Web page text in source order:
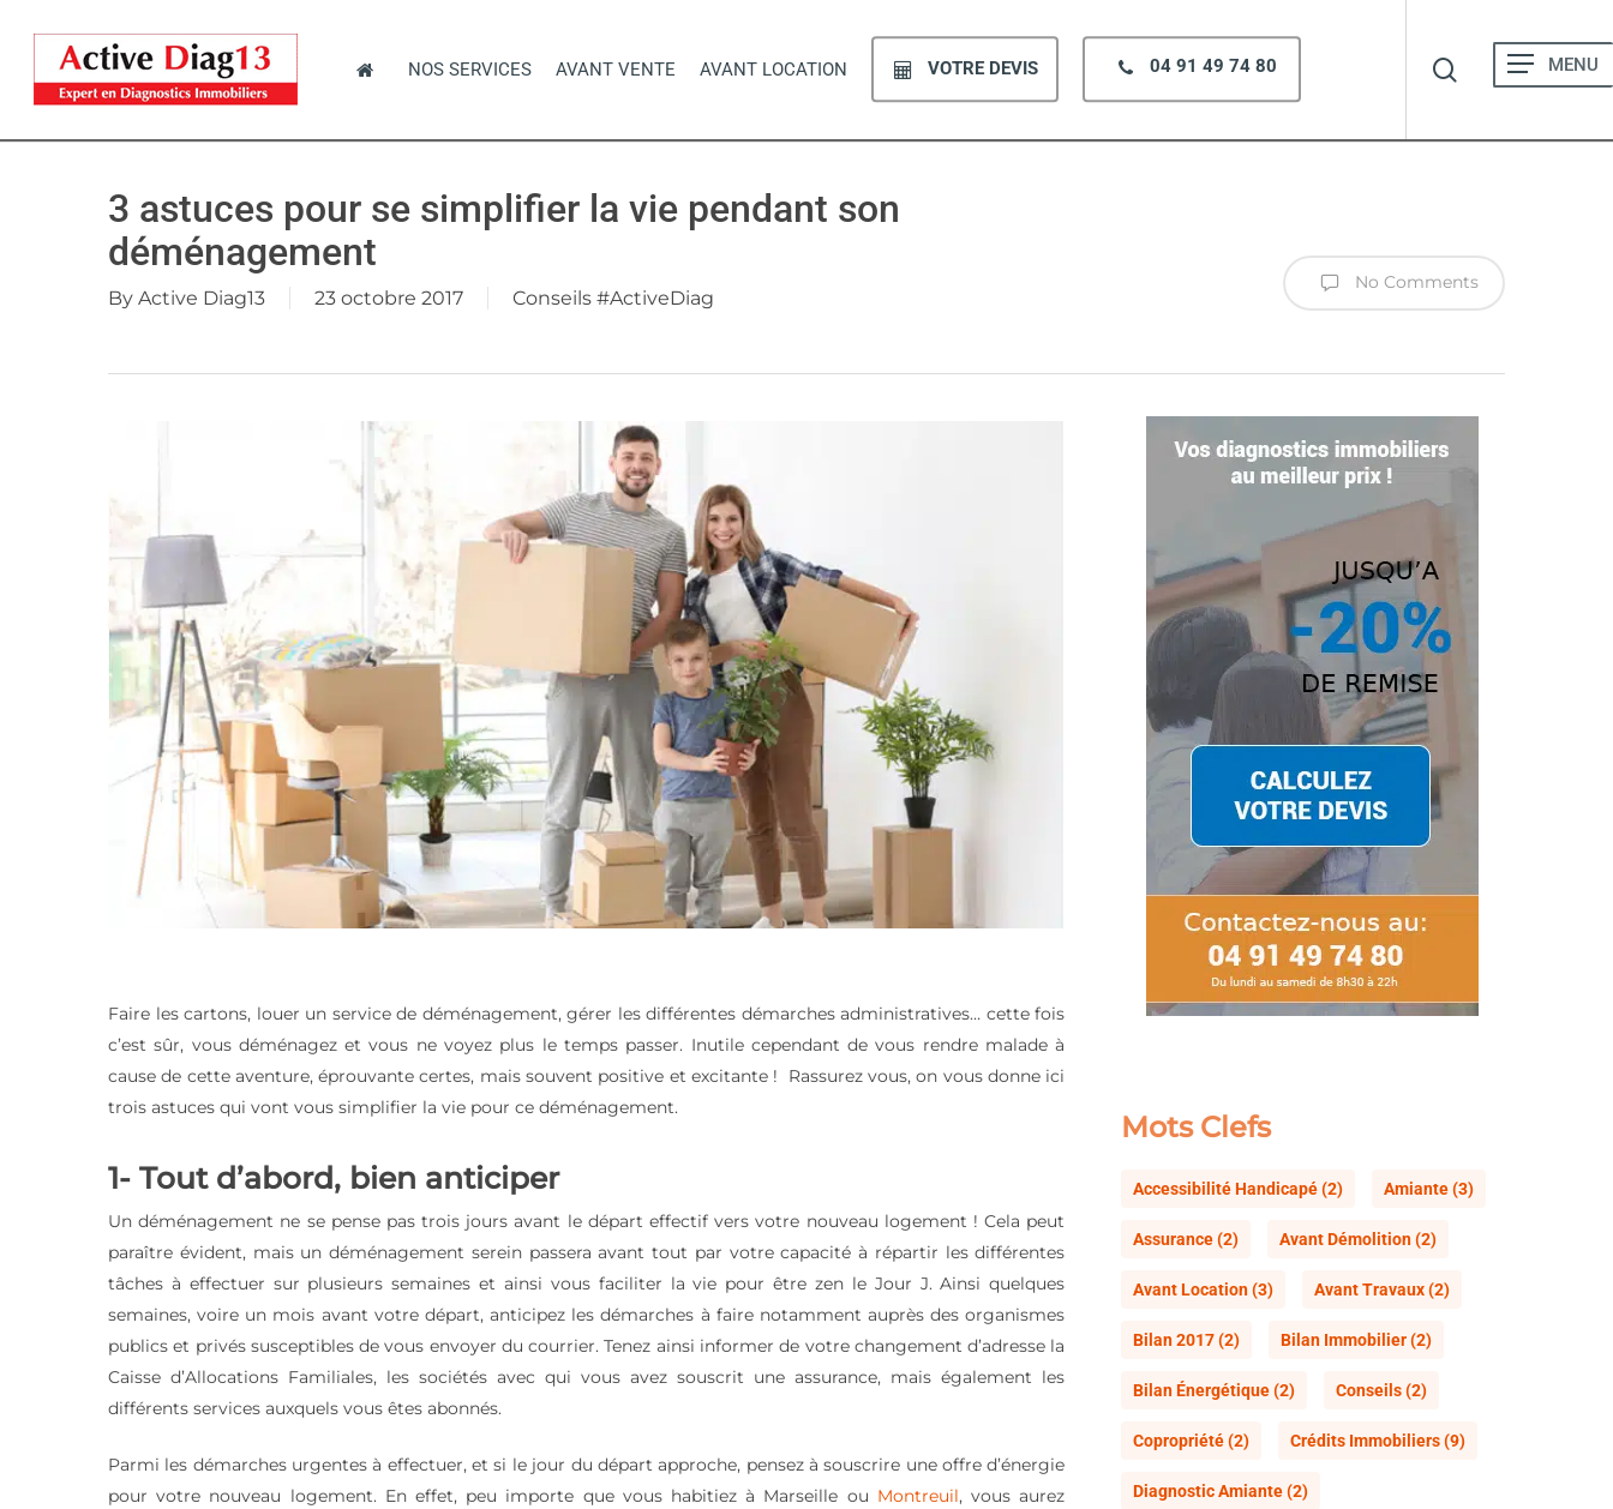
main
content
Hit enter to search or ESC to close
NOS SERVICES AVANT VENTE AVANT LOCATION VOTRE DEVIS 04 91 49 74 80 search
Menu
3 astuces pour se simplifier la vie pendant son
déménagement
By Active Diag13 23 octobre 2017 Conseils #ActiveDiag
No Comments
Faire les cartons, louer un service de déménagement, gérer les différentes démarches administratives… cette fois
c’est sûr, vous déménagez et vous ne voyez plus le temps passer. Inutile cependant de vous rendre malade à
cause de cette aventure, éprouvante certes, mais souvent positive et excitante ! Rassurez vous, on vous donne ici
trois astuces qui vont vous simplifier la vie pour ce déménagement.
1- Tout d’abord, bien anticiper
Un déménagement ne se pense pas trois jours avant le départ effectif vers votre nouveau logement ! Cela peut
paraître évident, mais un déménagement serein passera avant tout par votre capacité à répartir les différentes
tâches à effectuer sur plusieurs semaines et ainsi vous faciliter la vie pour être zen le Jour J. Ainsi quelques
semaines, voire un mois avant votre départ, anticipez les démarches à faire notamment auprès des organismes
publics et privés susceptibles de vous envoyer du courrier. Tenez ainsi informer de votre changement d’adresse la
Caisse d’Allocations Familiales, les sociétés avec qui vous avez souscrit une assurance, mais également les
différents services auxquels vous êtes abonnés.
Parmi les démarches urgentes à effectuer, et si le jour du départ approche, pensez à souscrire une offre d’énergie
pour votre nouveau logement. En effet, peu importe que vous habitiez à Marseille ou Montreuil, vous aurez
Mots Clefs
Accessibilité Handicapé(2) Amiante(3)
Assurance(2) Avant Démolition(2)
Avant Location(3) Avant Travaux(2)
Bilan 2017(2) Bilan Immobilier(2)
Bilan Énergétique(2) Conseils(2)
Copropriété(2) Crédits Immobiliers(9)
Diagnostic Amiante(2)